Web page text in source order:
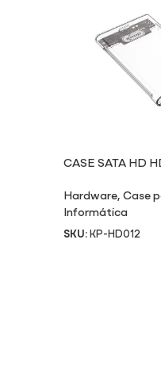
CASE SATA HD
Hardware,Case
Informática
SKU:KP-HD012